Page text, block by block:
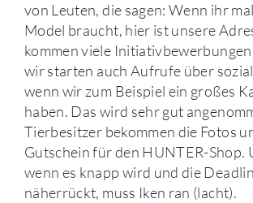
von Leuten, die sagen: Wenn ihr
Model braucht, hier ist unsere
kommen viele
wir starten auch Aufrufe über
wenn wir zum Beispiel ein großes
haben. Das wird sehr gut
Tierbesitzer bekommen die Fotos
Gutschein für den HUNTER-Shop.
wenn es knapp wird und die
näherrückt, muss Iken ran (lacht).